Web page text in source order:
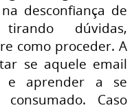
desconfiança de
dúvidas,
como proceder. A
se aquele email
e aprender a se
Caso